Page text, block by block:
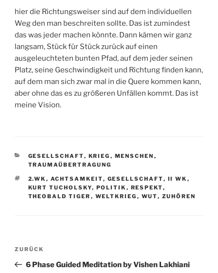
hier die Richtungsweiser sind auf dem individuellen
Weg den man beschreiten sollte. Das ist zumindest
das was jeder machen könnte. Dann kämen wir ganz
langsam, Stück für Stück zurück auf einen
ausgeleuchteten bunten Pfad, auf dem jeder seinen
Platz, seine Geschwindigkeit und Richtung finden kann,
auf dem man sich zwar mal in die Quere kommen kann,
aber ohne das es zu größeren Unfällen kommt. Das ist
meine Vision.
KATEGORIEN
GESELLSCHAFT, KRIEG , MENSCHEN ,
TRAUMAÜBERTRAGUNG
SCHLAGWÖRTER
2.WK , ACHTSAMKEIT, GESELLSCHAFT, II WK ,
KURT TUCHOLSKY, POLITIK , RESPEKT,
THEOBALD TIGER , WELTKRIEG , WUT, ZUHÖREN
Beitragsnavigation
Vorheriger
Beitrag
ZURÜCK
6 Phase Guided Meditation by Vishen Lakhiani